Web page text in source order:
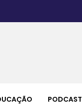
PODCAST